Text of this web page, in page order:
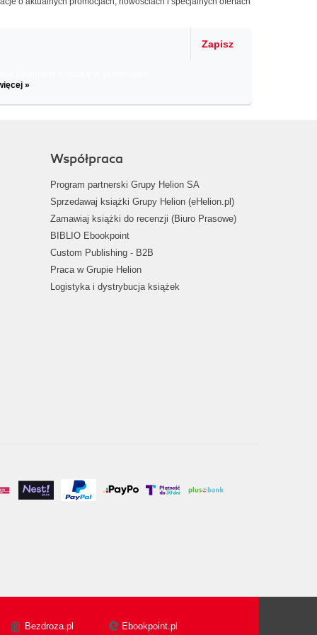
Zapisz
»
Współpraca
Program partnerski Grupy Helion SA
Sprzedawaj książki Grupy Helion (eHelion.pl)
Zamawiaj książki do recenzji (Biuro Prasowe)
BIBLIO Ebookpoint
Custom Publishing - B2B
Praca w Grupie Helion
Logistyka i dystrybucja książek
Bezdroza.pl Ebookpoint.pl